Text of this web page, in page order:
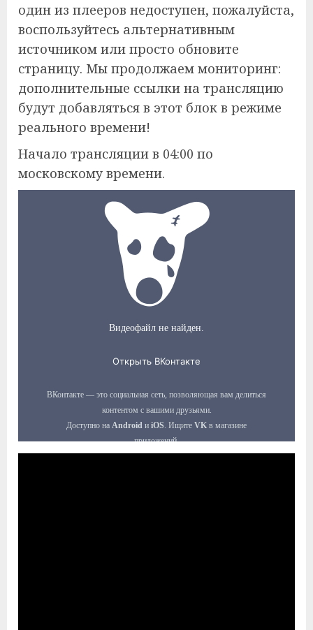
один из плееров недоступен, пожалуйста,
воспользуйтесь альтернативным
источником или просто обновите
страницу. Мы продолжаем мониторинг:
дополнительные ссылки на трансляцию
будут добавляться в этот блок в режиме
реального времени!
Начало трансляции в 04:00 по
московскому времени.